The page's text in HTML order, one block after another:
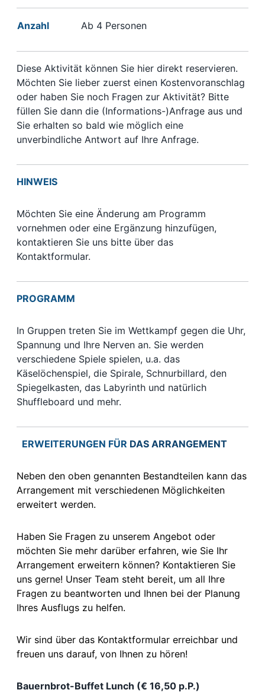
Anzahl Ab 4 Personen
Diese Aktivität können Sie hier direkt reservieren.
Möchten Sie lieber zuerst einen Kostenvoranschlag
oder haben Sie noch Fragen zur Aktivität? Bitte
füllen Sie dann die (Informations-)Anfrage aus und
Sie erhalten so bald wie möglich eine
unverbindliche Antwort auf Ihre Anfrage.
HINWEIS
Möchten Sie eine Änderung am Programm
vornehmen oder eine Ergänzung hinzufügen,
kontaktieren Sie uns bitte über das
Kontaktformular.
PROGRAMM
In Gruppen treten Sie im Wettkampf gegen die Uhr,
Spannung und Ihre Nerven an. Sie werden
verschiedene Spiele spielen, u.a. das
Käselöchenspiel, die Spirale, Schnurbillard, den
Spiegelkasten, das Labyrinth und natürlich
Shuffleboard und mehr.
ERWEITERUNGEN FÜR DAS ARRANGEMENT
Neben den oben genannten Bestandteilen kann das
Arrangement mit verschiedenen Möglichkeiten
erweitert werden.
Haben Sie Fragen zu unserem Angebot oder
möchten Sie mehr darüber erfahren, wie Sie Ihr
Arrangement erweitern können? Kontaktieren Sie
uns gerne! Unser Team steht bereit, um all Ihre
Fragen zu beantworten und Ihnen bei der Planung
Ihres Ausflugs zu helfen.
Wir sind über das Kontaktformular erreichbar und
freuen uns darauf, von Ihnen zu hören!
Bauernbrot-Buffet Lunch (€ 16,50 p.P.)